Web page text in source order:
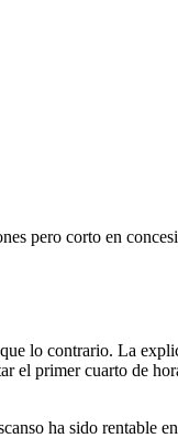
pero corto en
lo contrario. La
el primer cuarto de
ha sido rentable